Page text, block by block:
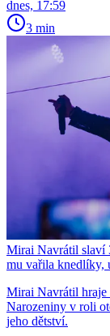
dnes, 17:59
3 min
Mirai Navrátil slaví
mu vařila knedlíky,
Mirai Navrátil hraje
Narozeniny v roli
jeho dětství.